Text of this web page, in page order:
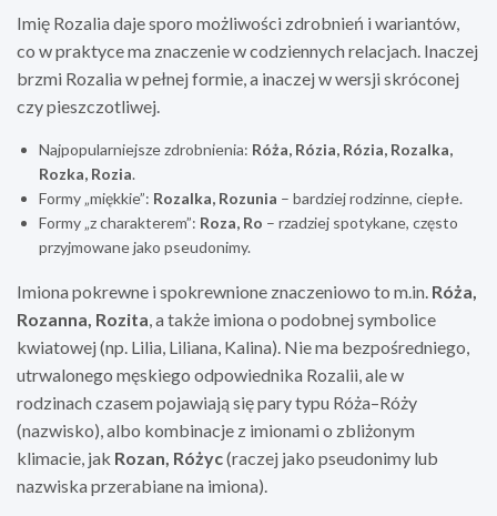
Imię Rozalia daje sporo możliwości zdrobnień i wariantów,
co w praktyce ma znaczenie w codziennych relacjach. Inaczej
brzmi Rozalia w pełnej formie, a inaczej w wersji skróconej
czy pieszczotliwej.
Najpopularniejsze zdrobnienia: Róża, Rózia, Rózia, Rozalka,
Rozka, Rozia.
Formy „miękkie”: Rozalka, Rozunia – bardziej rodzinne, ciepłe.
Formy „z charakterem”: Roza, Ro – rzadziej spotykane, często
przyjmowane jako pseudonimy.
Imiona pokrewne i spokrewnione znaczeniowo to m.in. Róża,
Rozanna, Rozita, a także imiona o podobnej symbolice
kwiatowej (np. Lilia, Liliana, Kalina). Nie ma bezpośredniego,
utrwalonego męskiego odpowiednika Rozalii, ale w
rodzinach czasem pojawiają się pary typu Róża–Róży
(nazwisko), albo kombinacje z imionami o zbliżonym
klimacie, jak Rozan, Różyc(raczej jako pseudonimy lub
nazwiska przerabiane na imiona).